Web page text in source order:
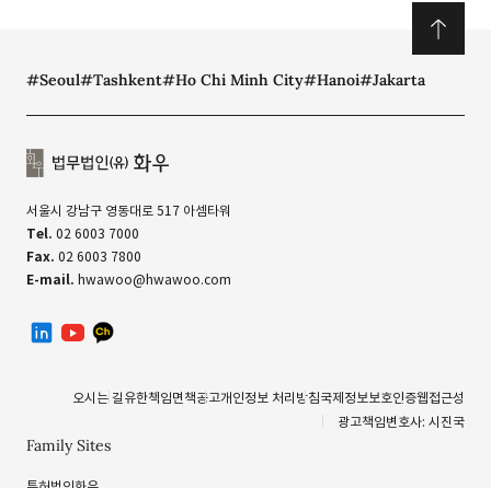
#Seoul#Tashkent#Ho Chi Minh City#Hanoi#Jakarta
서울시 강남구 영동대로 517 아셈타워
Tel. 02 6003 7000
Fax. 02 6003 7800
E-mail. hwawoo@hwawoo.com
Family Sites
오시는 길 유한책임면책공고개인정보 처리방침국제정보보호인증웹접근성
광고책임변호사: 시진국